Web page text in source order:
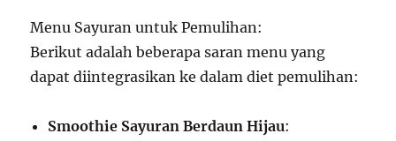
Menu Sayuran untuk Pemulihan:
Berikut adalah beberapa saran menu yang
dapat diintegrasikan ke dalam diet pemulihan:
Smoothie Sayuran Berdaun Hijau: